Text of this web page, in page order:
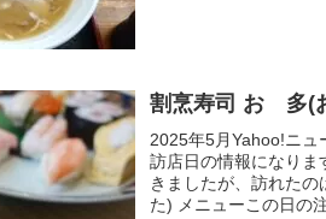
割烹寿司 おゝ多(
2025年5月Yahoo!ニ
訪店日の情報になりま
きましたが、訪れた
た) メニューこの日の